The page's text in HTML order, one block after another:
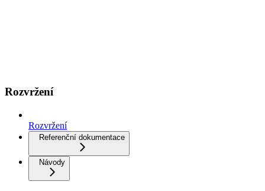
Rozvržení
Rozvržení
Referenční dokumentace
Návody